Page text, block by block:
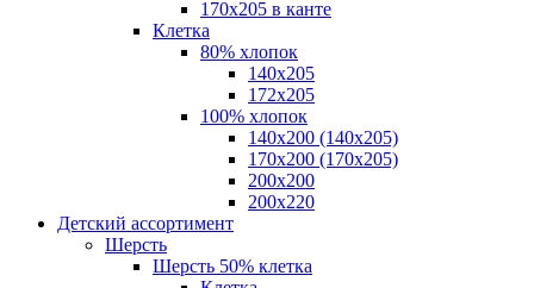
170х205 в канте
Клетка
80% хлопок
140x205
172х205
100% хлопок
140x200 (140х205)
170x200 (170х205)
200х200
200х220
Детский ассортимент
Шерсть
Шерсть 50% клетка